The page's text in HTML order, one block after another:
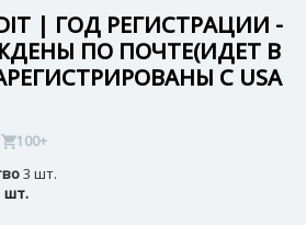
| ГОД РЕГИСТРАЦИИ -
ПО ПОЧТЕ(ИДЕТ В
С USA
100+
3 шт.
шт.